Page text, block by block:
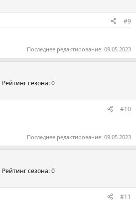
#9
Последнее редактирование: 09.05.2023
Рейтинг сезона: 0
#10
Последнее редактирование: 09.05.2023
Рейтинг сезона: 0
#11